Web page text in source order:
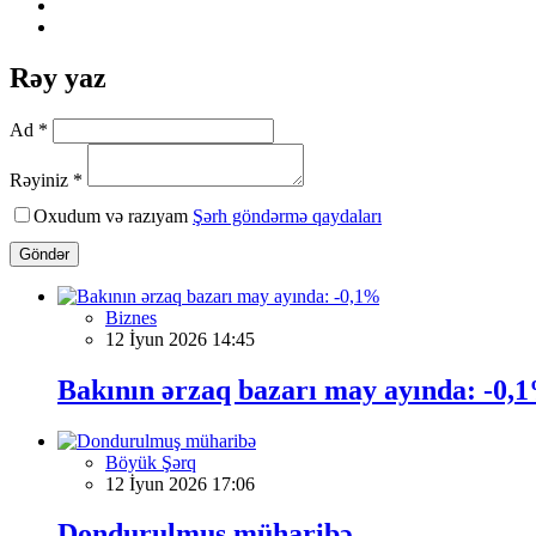
Rəy yaz
Ad *
Rəyiniz *
Oxudum və razıyam Şərh göndərmə qaydaları
Göndər
Biznes
12 İyun 2026 14:45
Bakının ərzaq bazarı may ayında: -
Böyük Şərq
12 İyun 2026 17:06